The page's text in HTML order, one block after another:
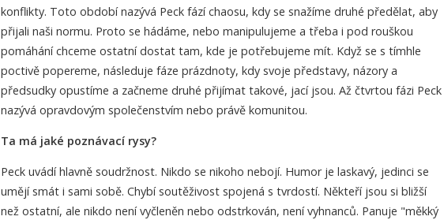
konflikty. Toto období nazývá Peck fází chaosu, kdy se snažíme druhé předělat, aby
přijali naši normu. Proto se hádáme, nebo manipulujeme a třeba i pod rouškou
pomáhání chceme ostatní dostat tam, kde je potřebujeme mít. Když se s tímhle
poctivě popereme, následuje fáze prázdnoty, kdy svoje představy, názory a
předsudky opustíme a začneme druhé přijímat takové, jací jsou. Až čtvrtou fázi Peck
nazývá opravdovým společenstvím nebo právě komunitou.
Ta má jaké poznávací rysy?
Peck uvádí hlavně soudržnost. Nikdo se nikoho nebojí. Humor je laskavý, jedinci se
umějí smát i sami sobě. Chybí soutěživost spojená s tvrdostí. Někteří jsou si bližší
než ostatní, ale nikdo není vyčleněn nebo odstrkován, není vyhnanců. Panuje "měkký